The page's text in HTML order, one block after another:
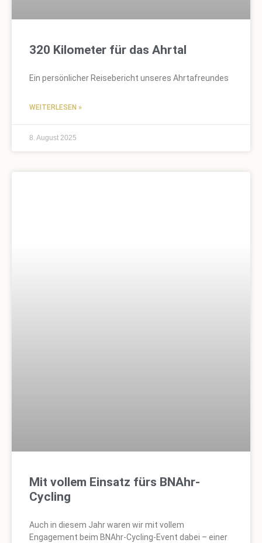
320 Kilometer für das Ahrtal
Ein persönlicher Reisebericht unseres Ahrtafreundes
WEITERLESEN »
8. August 2025
Mit vollem Einsatz fürs BNAhr-
Cycling
Auch in diesem Jahr waren wir mit vollem
Engagement beim BNAhr-Cycling-Event dabei – einer